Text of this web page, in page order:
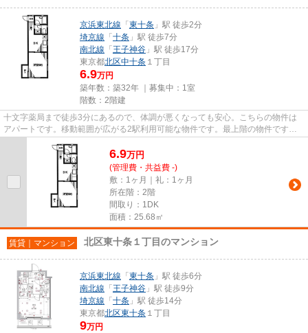
京浜東北線 「 東十条 」駅 徒歩2分
埼京線 「 十条 」駅 徒歩7分
南北線 「 王子神谷 」駅 徒歩17分
東京都北区中十条 １丁目
6.9万円
築年数：築32年 ｜募集中： 1室
階数：2階建
十文字薬局まで徒歩3分にあるので、体調が悪くなっても安心。こちらの物件は
アパートです。移動範囲が広がる2駅利用可能な物件です。最上階の物件です。
6.9万円
(管理費・共益費 -)
敷：1ヶ月｜礼：1ヶ月
所在階：2階
間取り：1DK
面積：25.68㎡
賃貸｜マンション 北区東十条１丁目のマンション
京浜東北線 「 東十条 」駅 徒歩6分
南北線 「 王子神谷 」駅 徒歩9分
埼京線 「 十条 」駅 徒歩14分
東京都北区東十条 １丁目
9万円